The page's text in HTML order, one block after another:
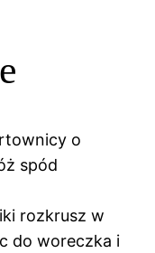
o
spód
rozkrusz w
do woreczka i